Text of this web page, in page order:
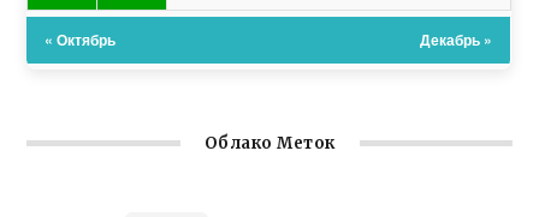
« Октябрь Декабрь »
Облако Меток